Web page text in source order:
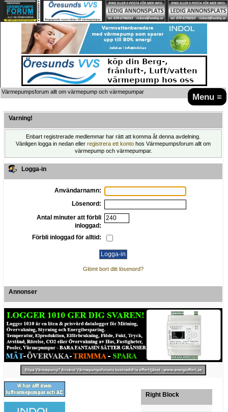
Menu ≡
Värmepumpsforum allt om värmepump och värmepumpar
Varning!
Enbart registrerade medlemmar har rätt att komma åt denna avdelning.
Vänligen logga in nedan eller registrera ett konto hos Värmepumpsforum allt om
värmepump och värmepumpar.
Logga-in
Användarnamn:
Lösenord:
Antal minuter att förbli
inloggad:
Förbli inloggad för alltid:
Glömt bort ditt lösenord?
Annonser
Right Block